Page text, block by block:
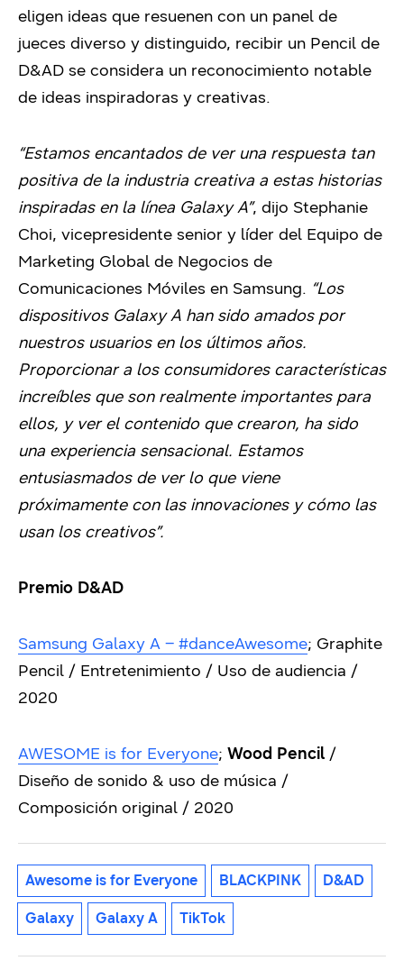
eligen ideas que resuenen con un panel de
jueces diverso y distinguido, recibir un Pencil de
D&AD se considera un reconocimiento notable
de ideas inspiradoras y creativas.
“Estamos encantados de ver una respuesta tan
positiva de la industria creativa a estas historias
inspiradas en la línea Galaxy A”, dijo Stephanie
Choi, vicepresidente senior y líder del Equipo de
Marketing Global de Negocios de
Comunicaciones Móviles en Samsung. “Los
dispositivos Galaxy A han sido amados por
nuestros usuarios en los últimos años.
Proporcionar a los consumidores características
increíbles que son realmente importantes para
ellos, y ver el contenido que crearon, ha sido
una experiencia sensacional. Estamos
entusiasmados de ver lo que viene
próximamente con las innovaciones y cómo las
usan los creativos”.
Premio D&AD
Samsung Galaxy A – #danceAwesome; Graphite
Pencil / Entretenimiento / Uso de audiencia /
2020
AWESOME is for Everyone; Wood Pencil /
Diseño de sonido & uso de música /
Composición original / 2020
Awesome is for Everyone BLACKPINK D&AD
Galaxy Galaxy A TikTok